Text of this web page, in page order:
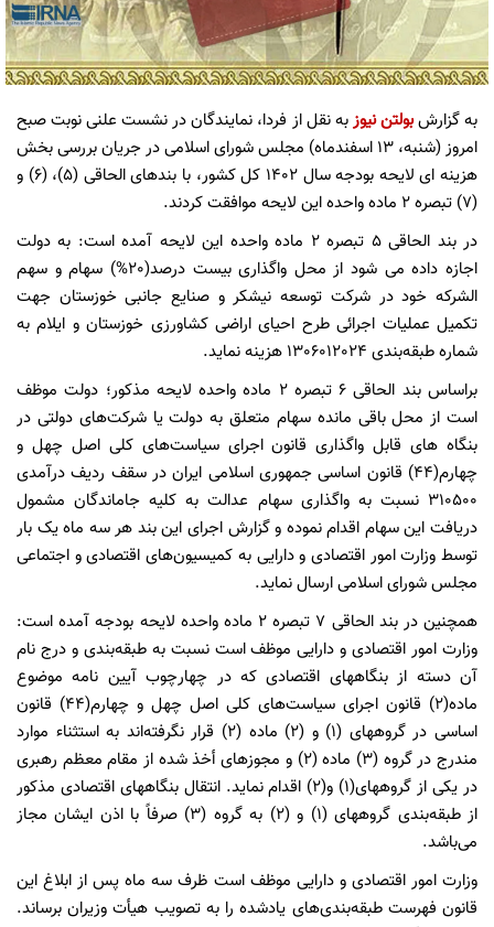
به گزارشبولتن نیوزبه نقل از فردا، نمایندگان در نشست علنی نوبت صبح
امروز (شنبه، 13 اسفندماه) مجلس شورای اسلامی در جریان بررسی بخش
هزینه ای لایحه بودجه سال 1402 کل کشور، با بندهای الحاقی (5)، (6) و
(7) تبصره 2 ماده واحده این لایحه موافقت کردند.
در بند الحاقی 5 تبصره 2 ماده واحده این لایحه آمده است: به دولت
اجازه داده می شود از محل واگذاری بیست درصد(20%) سهام و سهم
الشرکه خود در شرکت توسعه نیشکر و صنایع جانبی خوزستان جهت
تکمیل عملیات اجرائی طرح احیای اراضی کشاورزی خوزستان و ایلام به
شماره طبقه‌بندی 1306012024 هزینه نماید.
براساس بند الحاقی 6 تبصره 2 ماده واحده لایحه مذکور؛ دولت موظف
است از محل باقی مانده سهام متعلق به دولت یا شرکت‌های دولتی در
بنگاه های قابل واگذاری قانون اجرای سیاست‌های کلی اصل چهل و
چهارم(44) قانون اساسی جمهوری اسلامی ایران در سقف ردیف درآمدی
310500 نسبت به واگذاری سهام عدالت به کلیه جاماندگان مشمول
دریافت این سهام اقدام نموده و گزارش اجرای این بند هر سه ماه یک بار
توسط وزارت امور اقتصادی و دارایی به کمیسیون‌های اقتصادی و اجتماعی
مجلس شورای اسلامی ارسال نماید.
همچنین در بند الحاقی 7 تبصره 2 ماده واحده لایحه بودجه آمده است:
وزارت امور اقتصادی و دارایی موظف است نسبت به طبقه‌بندی و درج نام
آن دسته از بنگاههای اقتصادی که در چهارچوب آیین نامه موضوع
ماده(2) قانون اجرای سیاست‌های کلی اصل چهل و چهارم(44) قانون
اساسی در گروههای (1) و (2) ماده (2) قرار نگرفته‌اند به استثناء موارد
مندرج در گروه (3) ماده (2) و مجوزهای أخذ شده از مقام معظم رهبری
در یکی از گروههای(1) و(2) اقدام نماید. انتقال بنگاههای اقتصادی مذکور
از طبقه‌بندی گروههای (1) و (2) به گروه (3) صرفاً با اذن ایشان مجاز
می‌باشد.
وزارت امور اقتصادی و دارایی موظف است ظرف سه ماه پس از ابلاغ این
قانون فهرست طبقه‌بندی‌های یادشده را به تصویب هیأت وزیران برساند.